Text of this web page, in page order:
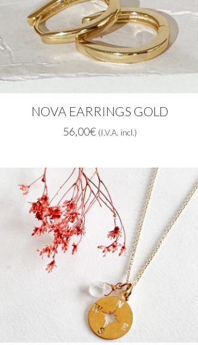
NOVA EARRINGS GOLD
56,00€ (I.V.A. incl.)